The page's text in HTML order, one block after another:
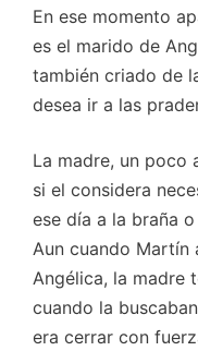
En ese momento
es el marido de
también criado de
desea ir a las
La madre, un poco
si el considera
ese día a la braña
Aun cuando Martín
Angélica, la madre
cuando la
era cerrar con